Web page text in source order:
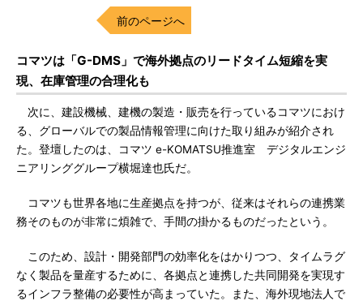
前のページへ
コマツは「G-DMS」で海外拠点のリードタイム短縮を実
現、在庫管理の合理化も
次に、建設機械、建機の製造・販売を行っているコマツにおけ
る、グローバルでの製品情報管理に向けた取り組みが紹介され
た。登壇したのは、コマツ e-KOMATSU推進室 デジタルエンジ
ニアリンググループ横堀達也氏だ。
コマツも世界各地に生産拠点を持つが、従来はそれらの連携業
務そのものが非常に煩雑で、手間の掛かるものだったという。
このため、設計・開発部門の効率化をはかりつつ、タイムラグ
なく製品を量産するために、各拠点と連携した共同開発を実現す
るインフラ整備の必要性が高まっていた。また、海外現地法人で